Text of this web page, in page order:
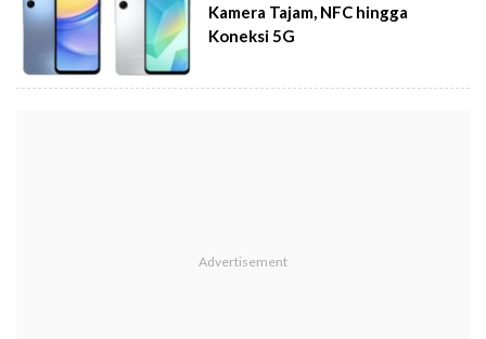
Kamera Tajam, NFC hingga
Koneksi 5G